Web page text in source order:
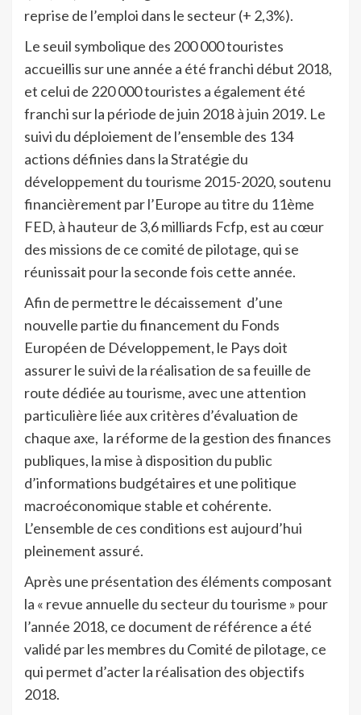
reprise de l’emploi dans le secteur (+ 2,3%).
Le seuil symbolique des 200 000 touristes
accueillis sur une année a été franchi début 2018,
et celui de 220 000 touristes a également été
franchi sur la période de juin 2018 à juin 2019. Le
suivi du déploiement de l’ensemble des 134
actions définies dans la Stratégie du
développement du tourisme 2015-2020, soutenu
financièrement par l’Europe au titre du 11ème
FED, à hauteur de 3,6 milliards Fcfp, est au cœur
des missions de ce comité de pilotage, qui se
réunissait pour la seconde fois cette année.
Afin de permettre le décaissement d’une
nouvelle partie du financement du Fonds
Européen de Développement, le Pays doit
assurer le suivi de la réalisation de sa feuille de
route dédiée au tourisme, avec une attention
particulière liée aux critères d’évaluation de
chaque axe, la réforme de la gestion des finances
publiques, la mise à disposition du public
d’informations budgétaires et une politique
macroéconomique stable et cohérente.
L’ensemble de ces conditions est aujourd’hui
pleinement assuré.
Après une présentation des éléments composant
la « revue annuelle du secteur du tourisme » pour
l’année 2018, ce document de référence a été
validé par les membres du Comité de pilotage, ce
qui permet d’acter la réalisation des objectifs
2018.